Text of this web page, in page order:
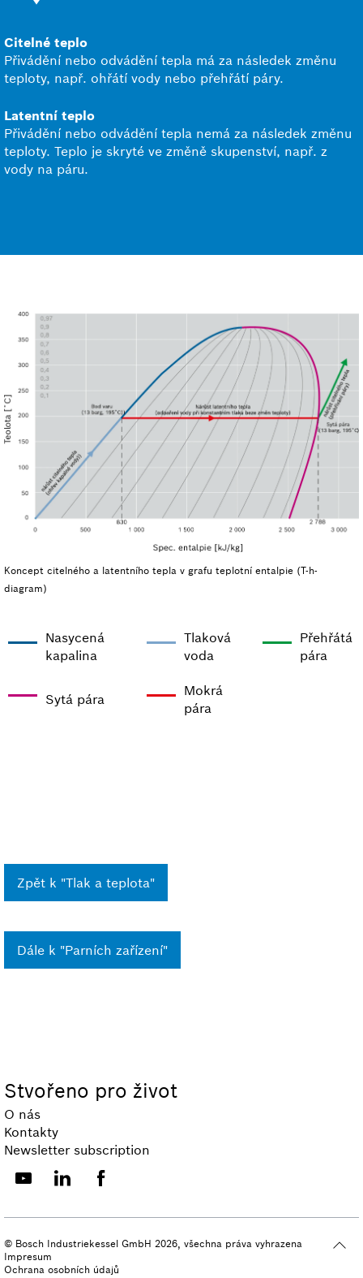
Citelné teplo
Přivádění nebo odvádění tepla má za následek změnu
teploty, např. ohřátí vody nebo přehřátí páry.
Latentní teplo
Přivádění nebo odvádění tepla nemá za následek změnu
teploty. Teplo je skryté ve změně skupenství, např. z
vody na páru.
Koncept citelného a latentního tepla v grafu teplotní entalpie (T-h-
diagram)
Nasycená
kapalina
Tlaková
voda
Přehřátá
pára
Sytá pára
Mokrá
pára
Zpět k "Tlak a teplota"
Dále k "Parních zařízení"
Stvořeno pro život
O nás
Kontakty
Newsletter subscription
© Bosch Industriekessel GmbH 2026, všechna práva vyhrazena
Impresum
Ochrana osobních údajů